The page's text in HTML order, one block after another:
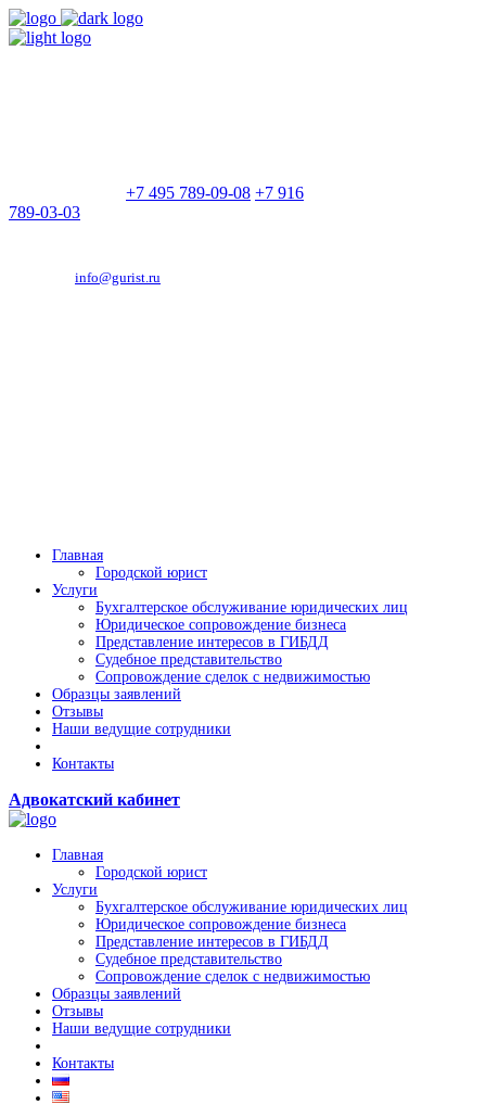
+7 495 789-09-08 +7 916
789-03-03
info@gurist.ru
Главная
Городской юрист
Услуги
Бухгалтерское обслуживание юридических лиц
Юридическое сопровождение бизнеса
Представление интересов в ГИБДД
Судебное представительство
Сопровождение сделок с недвижимостью
Образцы заявлений
Отзывы
Наши ведущие сотрудники
Контакты
Адвокатский кабинет
Главная
Городской юрист
Услуги
Бухгалтерское обслуживание юридических лиц
Юридическое сопровождение бизнеса
Представление интересов в ГИБДД
Судебное представительство
Сопровождение сделок с недвижимостью
Образцы заявлений
Отзывы
Наши ведущие сотрудники
Контакты